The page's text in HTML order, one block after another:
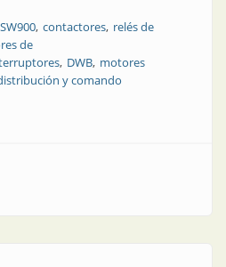
contactores relés de
de
DWB motores
y comando
para accionar con inteligencia